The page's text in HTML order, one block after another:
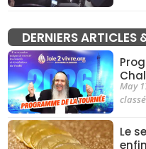
DERNIERS ARTICLES
May
classé
Le